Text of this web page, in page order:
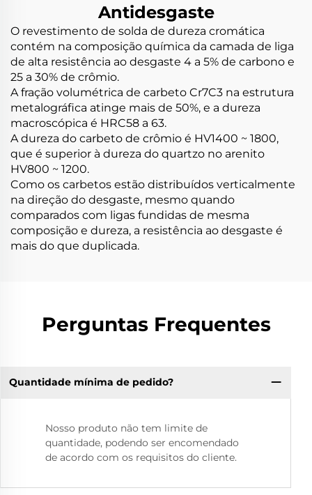
Antidesgaste
O revestimento de solda de dureza cromática
contém na composição química da camada de liga
de alta resistência ao desgaste 4 a 5% de carbono e
25 a 30% de crômio.
A fração volumétrica de carbeto Cr7C3 na estrutura
metalográfica atinge mais de 50%, e a dureza
macroscópica é HRC58 a 63.
A dureza do carbeto de crômio é HV1400 ~ 1800,
que é superior à dureza do quartzo no arenito
HV800 ~ 1200.
Como os carbetos estão distribuídos verticalmente
na direção do desgaste, mesmo quando
comparados com ligas fundidas de mesma
composição e dureza, a resistência ao desgaste é
mais do que duplicada.
Perguntas Frequentes
Quantidade mínima de pedido?
Nosso produto não tem limite de
quantidade, podendo ser encomendado
de acordo com os requisitos do cliente.